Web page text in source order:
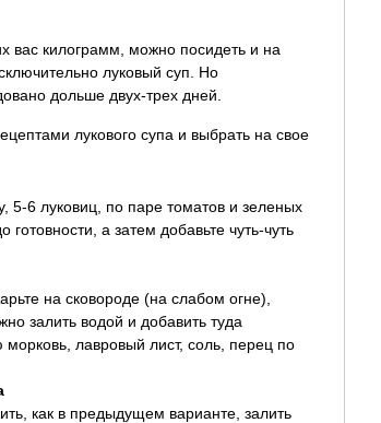
вас килограмм, можно посидеть и на
луковый суп. Но
дольше двух-трех дней.
лукового супа и выбрать на свое
5-6 луковиц, по паре томатов и зеленых
а затем добавьте чуть-чуть
на сковороде (на слабом огне),
залить водой и добавить туда
лавровый лист, соль, перец по
как в предыдущем варианте, залить